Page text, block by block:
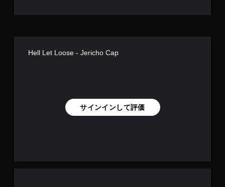
Hell Let Loose - Jericho Cap
サインインして評価